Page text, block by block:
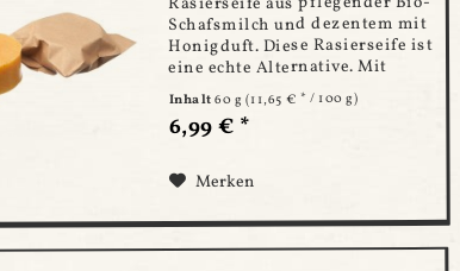
Schafsmilch und dezentem mit
Honigduft. Diese Rasierseife ist
eine echte Alternative. Mit
hochwertiger Schafsmilch
pflegt sie deine Haut nach und
während der Rasur besonders
Inhalt60 g (11,65 € * / 100 g)
6,99 € *
Merken